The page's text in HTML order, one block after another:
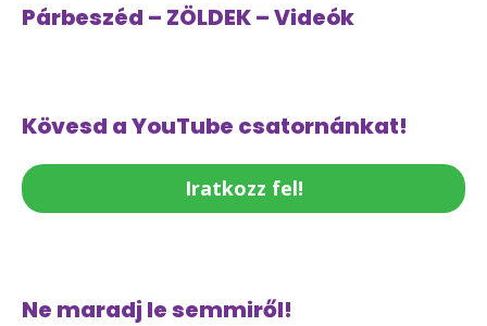
Párbeszéd – ZÖLDEK – Videók
Kövesd a YouTube csatornánkat!
Iratkozz fel!
Ne maradj le semmiről!